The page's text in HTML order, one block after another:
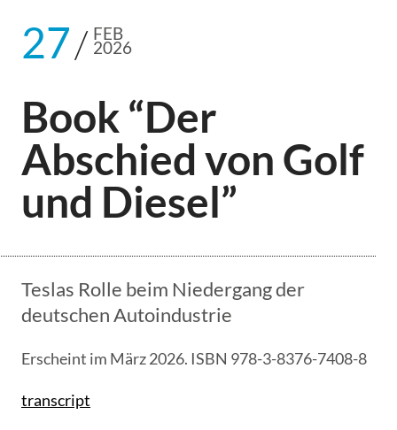
27 FEB
2026
Book “Der
Abschied von Golf
und Diesel”
Teslas Rolle beim Niedergang der
deutschen Autoindustrie
Erscheint im März 2026. ISBN 978-3-8376-7408-8
transcript